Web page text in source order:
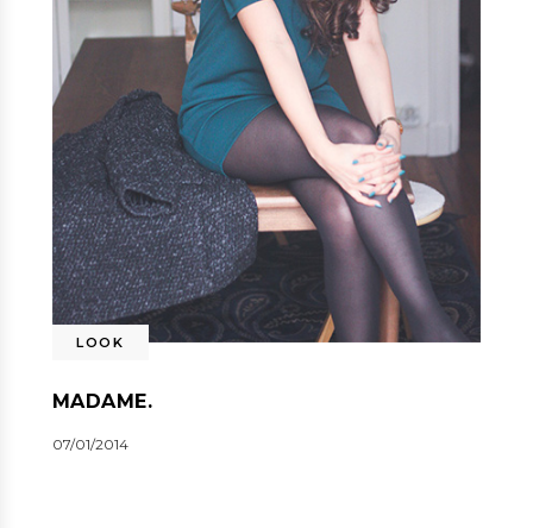
LOOK
MADAME.
07/01/2014